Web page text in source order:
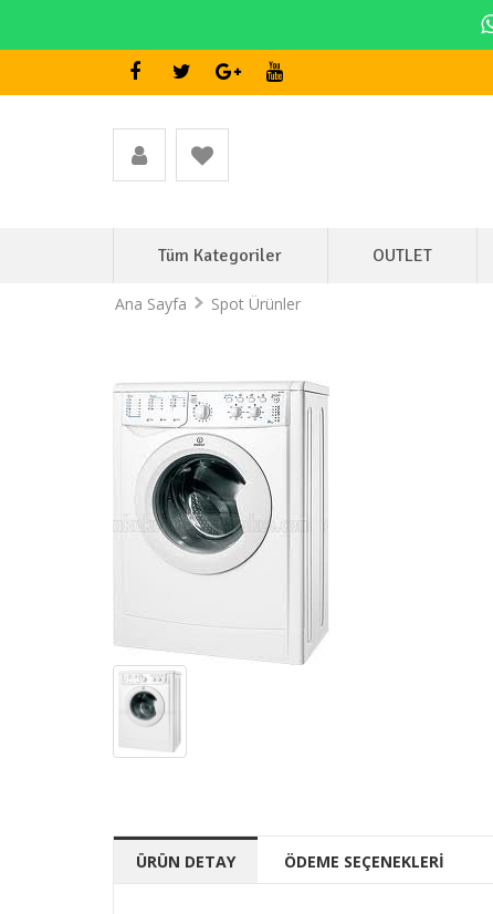
Tüm Kategoriler OUTLET
Ana Sayfa Spot Ürünler
ÜRÜN DETAY ÖDEME SEÇENEKLERİ